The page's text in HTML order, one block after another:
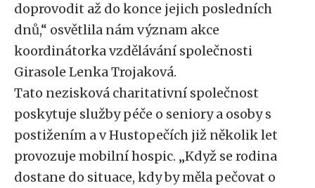
doprovodit až do konce jejich posledních
dnů,“ osvětlila nám význam akce
koordinátorka vzdělávání společnosti
Girasole Lenka Trojaková.
Tato nezisková charitativní společnost
poskytuje služby péče o seniory a osoby s
postižením a v Hustopečích již několik let
provozuje mobilní hospic. „Když se rodina
dostane do situace, kdy by měla pečovat o